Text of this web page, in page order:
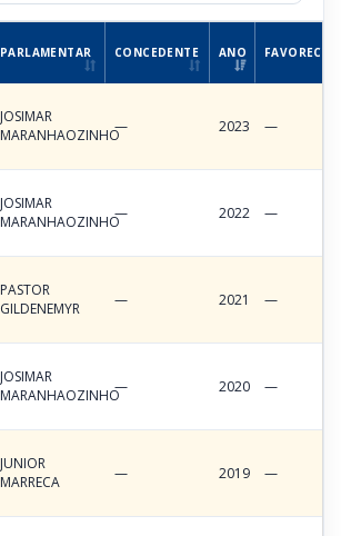
PARLAMENTAR CONCEDENTE ANO
JOSIMAR
MARANHAOZINHO— 2023 —
JOSIMAR
MARANHAOZINHO— 2022 —
PASTOR
GILDENEMYR
— 2021 —
JOSIMAR
MARANHAOZINHO— 2020 —
JUNIOR
MARRECA
— 2019 —